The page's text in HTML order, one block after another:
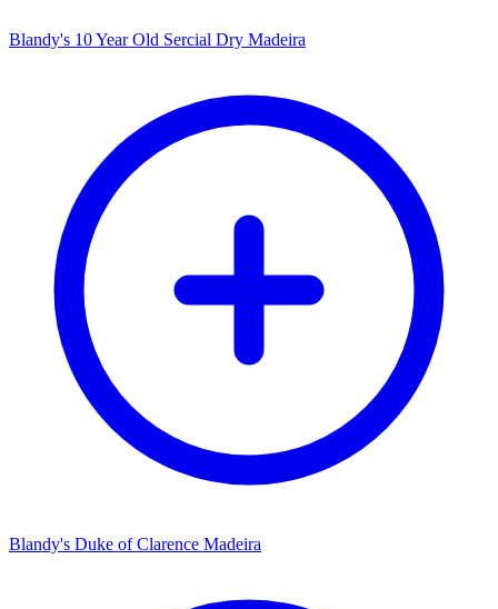
Blandy's 10 Year Old Sercial Dry Madeira
Blandy's Duke of Clarence Madeira